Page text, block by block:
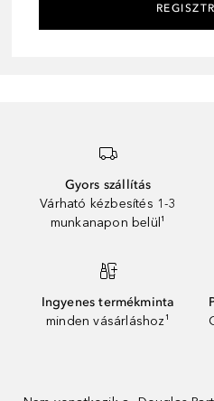
Gyors szállítás
Várható kézbesítés 1-3
munkanapon belül¹
Ingyenes termékminta
minden vásárláshoz¹